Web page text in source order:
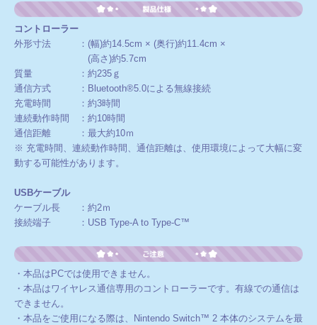
コントローラー
外形寸法 ：(幅)約14.5cm × (奥行)約11.4cm ×
(高さ)約5.7cm
質量 ：約235ｇ
通信方式 ：Bluetooth®5.0による無線接続
充電時間 ：約3時間
連続動作時間 ：約10時間
通信距離 ：最大約10ｍ
※ 充電時間、連続動作時間、通信距離は、使用環境によって大幅に変
動する可能性があります。
USBケーブル
ケーブル長 ：約2ｍ
接続端子 ：USB Type-A to Type-C™
・本品はPCでは使用できません。
・本品はワイヤレス通信専用のコントローラーです。有線での通信は
できません。
・本品をご使用になる際は、Nintendo Switch™ 2 本体のシステムを最